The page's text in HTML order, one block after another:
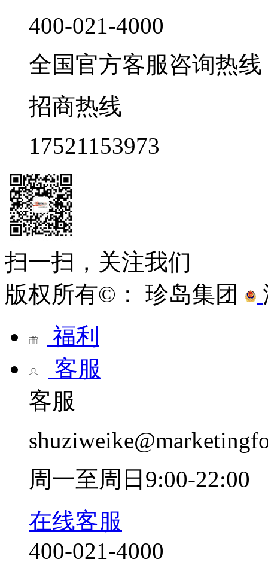
400-021-4000
全国官方客服咨询热线
招商热线
17521153973
扫一扫，关注我们
版权所有©： 珍岛集团
福利
客服
客服
周一至周日9:00-22:00
在线客服
400-021-4000